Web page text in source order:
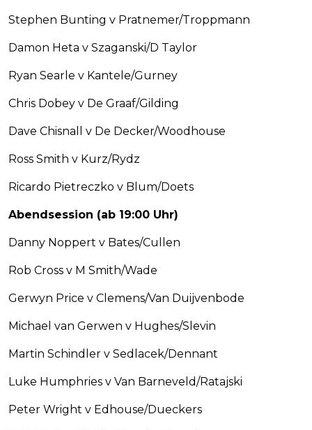
Stephen Bunting v Pratnemer/Troppmann
Damon Heta v Szaganski/D Taylor
Ryan Searle v Kantele/Gurney
Chris Dobey v De Graaf/Gilding
Dave Chisnall v De Decker/Woodhouse
Ross Smith v Kurz/Rydz
Ricardo Pietreczko v Blum/Doets
Abendsession (ab 19:00 Uhr)
Danny Noppert v Bates/Cullen
Rob Cross v M Smith/Wade
Gerwyn Price v Clemens/Van Duijvenbode
Michael van Gerwen v Hughes/Slevin
Martin Schindler v Sedlacek/Dennant
Luke Humphries v Van Barneveld/Ratajski
Peter Wright v Edhouse/Dueckers